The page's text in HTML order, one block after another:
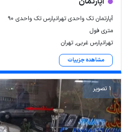
آپارتمان تک واحدی تهرانپارس تک واحدی ۹۰
متری فول
تهرانپارس غربی, تهران
مشاهده جزییات
1 تصویر